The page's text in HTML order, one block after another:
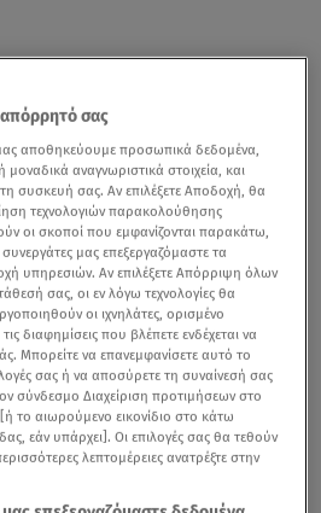
σας
αποθηκεύουμε προσωπικά δεδομένα,
αναγνωριστικά στοιχεία, και
συσκευή σας. Αν επιλέξετε Αποδοχή, θα
τεχνολογιών παρακολούθησης
οι σκοποί που εμφανίζονται παρακάτω,
συνεργάτες μας επεξεργαζόμαστε τα
υπηρεσιών. Αν επιλέξετε Απόρριψη όλων
σας, οι εν λόγω τεχνολογίες θα
οι ιχνηλάτες, ορισμένο
διαφημίσεις που βλέπετε ενδέχεται να
Μπορείτε να επανεμφανίσετε αυτό το
σας ή να αποσύρετε τη συναίνεσή σας
σύνδεσμο Διαχείριση προτιμήσεων στο
το αιωρούμενο εικονίδιο στο κάτω
εάν υπάρχει]. Οι επιλογές σας θα τεθούν
λεπτομέρειες ανατρέξτε στην